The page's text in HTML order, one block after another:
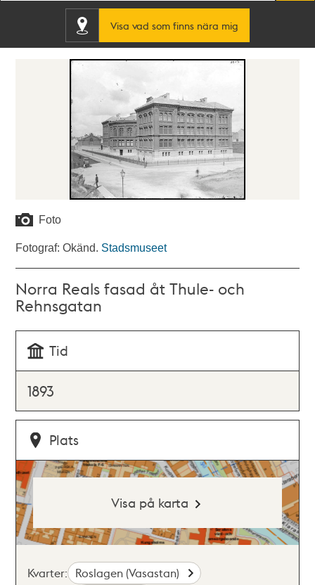
Visa vad som finns nära mig
Foto
Fotograf: Okänd. Stadsmuseet
Norra Reals fasad åt Thule- och
Rehnsgatan
Tid
1893
Plats
Visa på karta
Kvarter: Roslagen (Vasastan)